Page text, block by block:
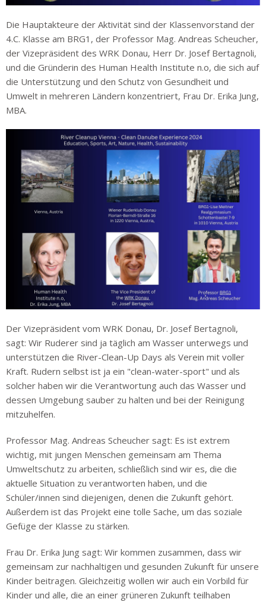
Die Hauptakteure der Aktivität sind der Klassenvorstand der
4.C. Klasse am BRG1, der Professor Mag. Andreas Scheucher,
der Vizepräsident des WRK Donau, Herr Dr. Josef Bertagnoli,
und die Gründerin des Human Health Institute n.o, die sich auf
die Unterstützung und den Schutz von Gesundheit und
Umwelt in mehreren Ländern konzentriert, Frau Dr. Erika Jung,
MBA.
Der Vizepräsident vom WRK Donau, Dr. Josef Bertagnoli,
sagt: Wir Ruderer sind ja täglich am Wasser unterwegs und
unterstützen die River-Clean-Up Days als Verein mit voller
Kraft. Rudern selbst ist ja ein "clean-water-sport" und als
solcher haben wir die Verantwortung auch das Wasser und
dessen Umgebung sauber zu halten und bei der Reinigung
mitzuhelfen.
Professor Mag. Andreas Scheucher sagt: Es ist extrem
wichtig, mit jungen Menschen gemeinsam am Thema
Umweltschutz zu arbeiten, schließlich sind wir es, die die
aktuelle Situation zu verantworten haben, und die
Schüler/innen sind diejenigen, denen die Zukunft gehört.
Außerdem ist das Projekt eine tolle Sache, um das soziale
Gefüge der Klasse zu stärken.
Frau Dr. Erika Jung sagt: Wir kommen zusammen, dass wir
gemeinsam zur nachhaltigen und gesunden Zukunft für unsere
Kinder beitragen. Gleichzeitig wollen wir auch ein Vorbild für
Kinder und alle, die an einer grüneren Zukunft teilhaben